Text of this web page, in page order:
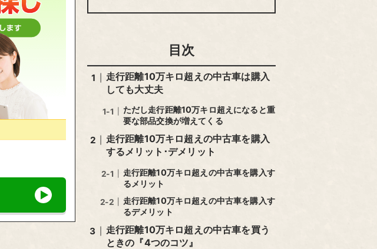
目次
走行距離10万キロ超えの中古車は購入
しても大丈夫
ただし走行距離10万キロ超えになると重
要な部品交換が増えてくる
走行距離10万キロ超えの中古車を購入
するメリット･デメリット
走行距離10万キロ超えの中古車を購入す
るメリット
走行距離10万キロ超えの中古車を購入す
るデメリット
走行距離10万キロ超えの中古車を買う
ときの『4つのコツ』